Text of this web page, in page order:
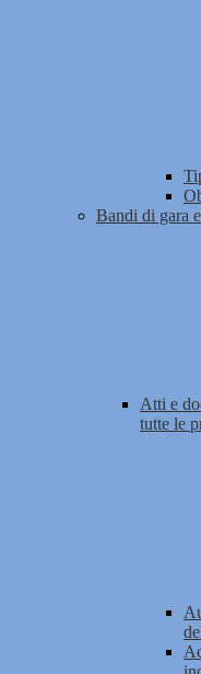
Bandi di gara
Atti e
tutte le